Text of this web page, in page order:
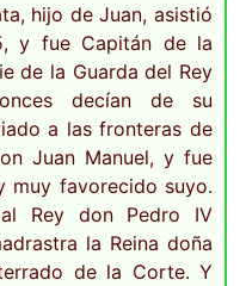
hijo de Juan, asistió
y fue Capitán de la
de la Guarda del Rey
decían de su
a las fronteras de
Juan Manuel, y fue
muy favorecido suyo.
Rey don Pedro IV
la Reina doña
de la Corte. Y